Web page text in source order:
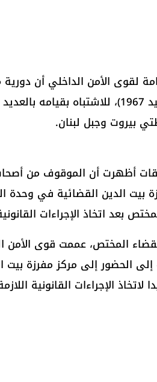
اللبناني ​ز. م.​ (مواليد 1967)،
بيروت وجبل لبنان.
أظهرت أن الموقوف من أصحاب
بيت الدين القضائية في وحدة
بعد اتخاذ الإجراءات
المختص، عممت قوى